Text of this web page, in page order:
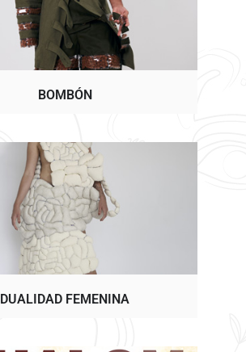
BOMBÓN
DUALIDAD FEMENINA